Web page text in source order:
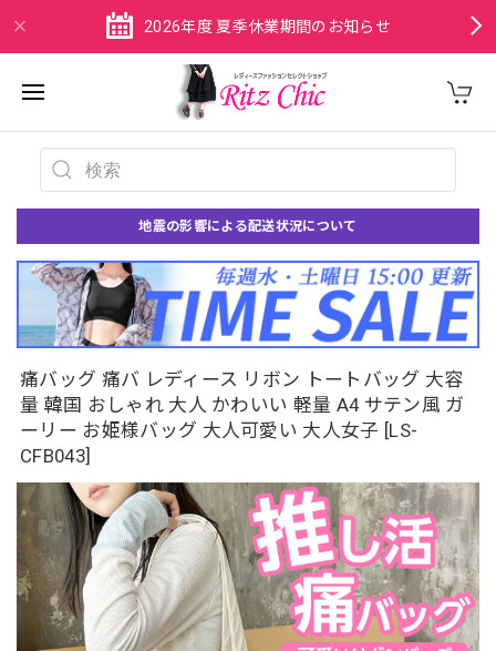
2026年度 夏季休業期間のお知らせ
地震の影響による配送状況について
痛バッグ 痛バ レディース リボン トートバッグ 大容
量 韓国 おしゃれ 大人 かわいい 軽量 A4 サテン風 ガ
ーリー お姫様バッグ 大人可愛い 大人女子 [LS-
CFB043]